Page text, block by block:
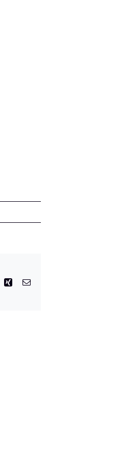
Xing E-